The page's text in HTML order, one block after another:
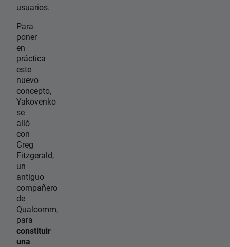
usuarios.
Para
poner
en
práctica
este
nuevo
concepto,
Yakovenko
se
alió
con
Greg
Fitzgerald,
un
antiguo
compañero
de
Qualcomm,
para
constituir
una